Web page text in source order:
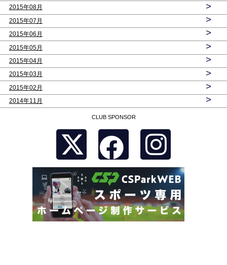
2015年08月 >
2015年07月 >
2015年06月 >
2015年05月 >
2015年04月 >
2015年03月 >
2015年02月 >
2014年11月 >
CLUB SPONSOR